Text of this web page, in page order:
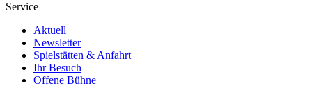
Service
Aktuell
Newsletter
Spielstätten & Anfahrt
Ihr Besuch
Offene Bühne